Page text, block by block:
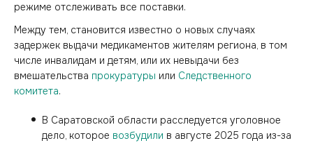
режиме отслеживать все поставки.
Между тем, становится известно о новых случаях
задержек выдачи медикаментов жителям региона, в том
числе инвалидам и детям, или их невыдачи без
вмешательства прокуратуры или Следственного
комитета.
В Саратовской области расследуется уголовное
дело, которое возбудили в августе 2025 года из-за